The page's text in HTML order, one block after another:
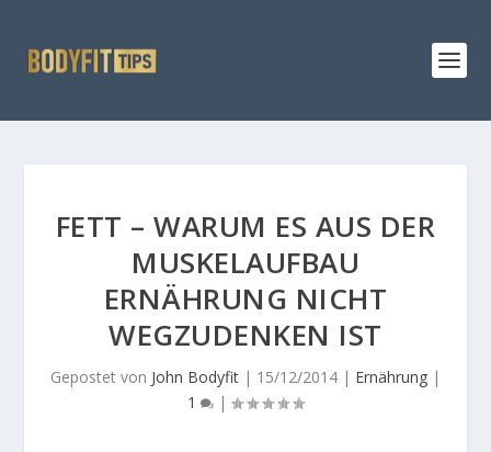
FETT – WARUM ES AUS DER
MUSKELAUFBAU
ERNÄHRUNG NICHT
WEGZUDENKEN IST
Gepostet von John Bodyfit | 15/12/2014 | Ernährung |
1
|